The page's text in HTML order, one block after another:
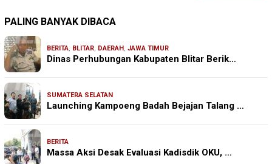
PALING BANYAK DIBACA
BERITA, BLITAR, DAERAH, JAWA TIMUR
Dinas Perhubungan Kabupaten Blitar Berik…
SUMATERA SELATAN
Launching Kampoeng Badah Bejajan Talang …
BERITA
Massa Aksi Desak Evaluasi Kadisdik OKU, …